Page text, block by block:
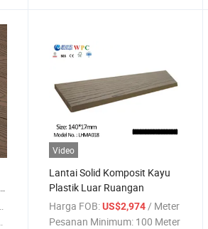
Video
Lantai Solid Komposit Kayu
Plastik Luar Ruangan
Harga FOB: US$2,974 / Meter
Pesanan Minimum: 100 Meter